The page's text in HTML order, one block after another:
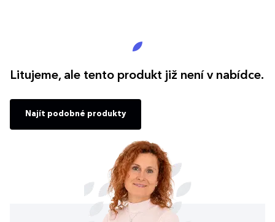
Litujeme, ale tento produkt již není v nabídce.
Najít podobné produkty